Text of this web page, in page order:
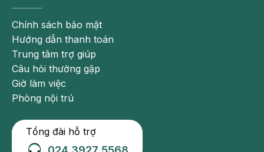
Chính sách bảo mật
Hướng dẫn thanh toán
Trung tâm trợ giúp
Câu hỏi thường gặp
Giờ làm việc
Phòng nội trú
Tổng đài hỗ trợ